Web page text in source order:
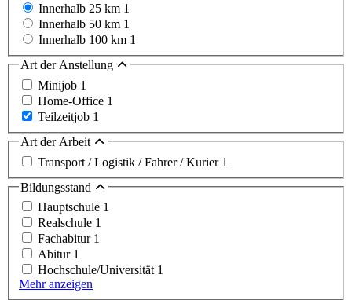
Innerhalb 25 km 1
Innerhalb 50 km 1
Innerhalb 100 km 1
Art der Anstellung
Minijob 1
Home-Office 1
Teilzeitjob 1
Art der Arbeit
Transport / Logistik / Fahrer / Kurier 1
Bildungsstand
Hauptschule 1
Realschule 1
Fachabitur 1
Abitur 1
Hochschule/Universität 1
Mehr anzeigen